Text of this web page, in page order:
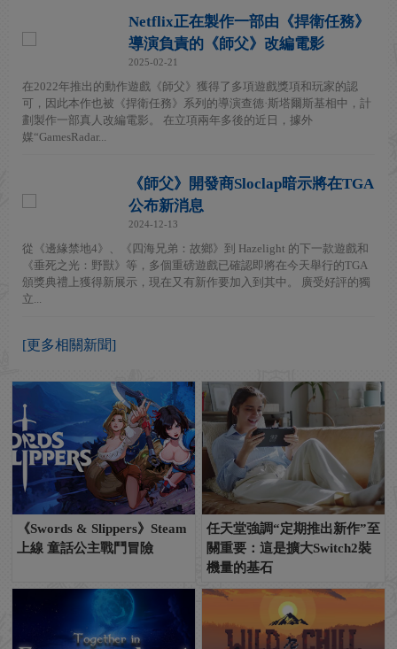
Netflix正在製作一部由《捍衛任務》
導演負責的《師父》改編電影
2025-02-21
在2022年推出的動作遊戲《師父》獲得了多項遊戲獎項和玩家的認
可，因此本作也被《捍衛任務》系列的導演查德·斯塔爾斯基相中，計
劃製作一部真人改編電影。 在立項兩年多後的近日，據外
媒“GamesRadar...
《師父》開發商Sloclap暗示將在TGA
公布新消息
2024-12-13
從《邊緣禁地4》、《四海兄弟：故鄉》到 Hazelight 的下一款遊戲和
《垂死之光：野獸》等，多個重磅遊戲已確認即將在今天舉行的TGA
頒獎典禮上獲得新展示，現在又有新作要加入到其中。 廣受好評的獨
立...
[更多相關新聞]
《Swords & Slippers》Steam
上線 童話公主戰鬥冒險
任天堂強調“定期推出新作”至
關重要：這是擴大Switch2裝
機量的基石